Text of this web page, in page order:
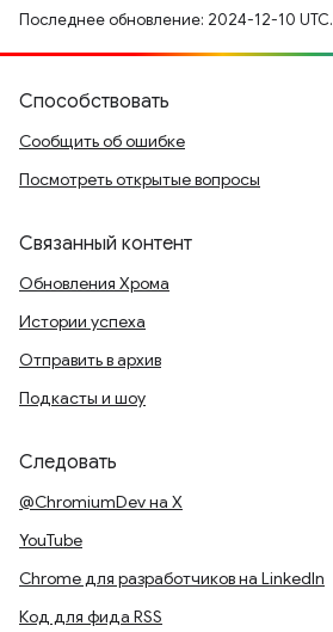
Последнее обновление: 2024-12-10 UTC.
Способствовать
Сообщить об ошибке
Посмотреть открытые вопросы
Связанный контент
Обновления Хрома
Истории успеха
Отправить в архив
Подкасты и шоу
Следовать
@ChromiumDev на X
YouTube
Chrome для разработчиков на LinkedIn
Код для фида RSS